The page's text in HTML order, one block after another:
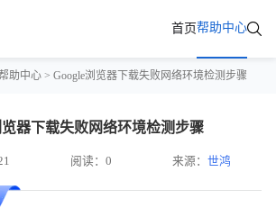
首页帮助中心
助中心 > Google浏览器下载失败网络环境检测步骤
览器下载失败网络环境检测步骤
阅读：0 来源：世鸿